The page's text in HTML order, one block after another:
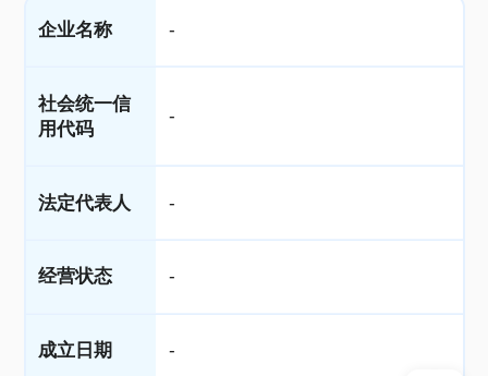
企业名称 -
社会统一信
用代码
-
法定代表人 -
经营状态 -
成立日期 -